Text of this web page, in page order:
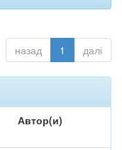
назад 1 далі
Автор(и)